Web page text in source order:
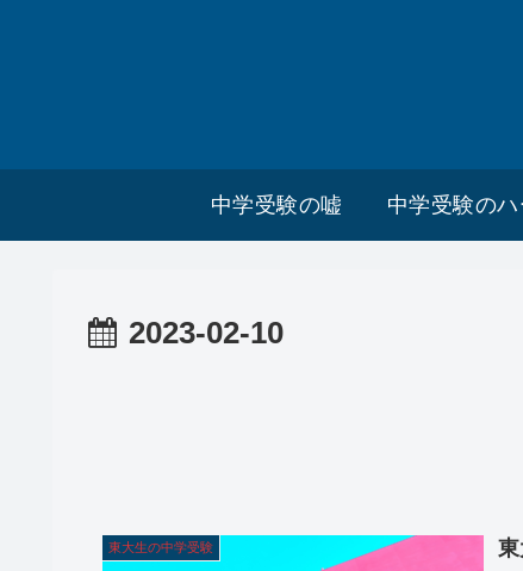
中学受験の嘘 中学受験の
2023-02-10
東大生の中学受験